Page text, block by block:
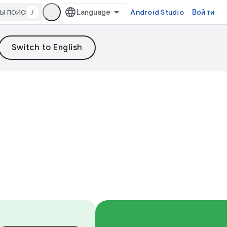
/ Android Studio Войти